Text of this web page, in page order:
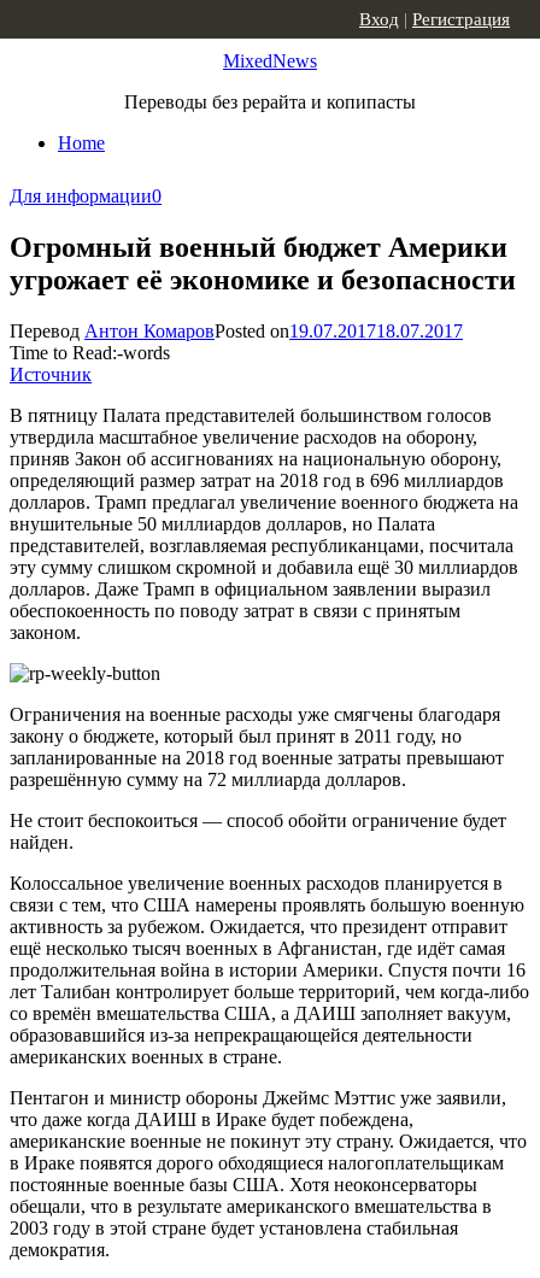
MixedNews
Переводы без рерайта и копипасты
Home
Вход | Регистрация
Для информации0
Огромный военный бюджет Америки
угрожает её экономике и безопасности
Перевод Антон КомаровPosted on19.07.201718.07.2017
Time to Read:-words
Источник
В пятницу Палата представителей большинством голосов
утвердила масштабное увеличение расходов на оборону,
приняв Закон об ассигнованиях на национальную оборону,
определяющий размер затрат на 2018 год в 696 миллиардов
долларов. Трамп предлагал увеличение военного бюджета на
внушительные 50 миллиардов долларов, но Палата
представителей, возглавляемая республиканцами, посчитала
эту сумму слишком скромной и добавила ещё 30 миллиардов
долларов. Даже Трамп в официальном заявлении выразил
обеспокоенность по поводу затрат в связи с принятым
законом.
Ограничения на военные расходы уже смягчены благодаря
закону о бюджете, который был принят в 2011 году, но
запланированные на 2018 год военные затраты превышают
разрешённую сумму на 72 миллиарда долларов.
Не стоит беспокоиться — способ обойти ограничение будет
найден.
Колоссальное увеличение военных расходов планируется в
связи с тем, что США намерены проявлять большую военную
активность за рубежом. Ожидается, что президент отправит
ещё несколько тысяч военных в Афганистан, где идёт самая
продолжительная война в истории Америки. Спустя почти 16
лет Талибан контролирует больше территорий, чем когда-либо
со времён вмешательства США, а ДАИШ заполняет вакуум,
образовавшийся из-за непрекращающейся деятельности
американских военных в стране.
Пентагон и министр обороны Джеймс Мэттис уже заявили,
что даже когда ДАИШ в Ираке будет побеждена,
американские военные не покинут эту страну. Ожидается, что
в Ираке появятся дорого обходящиеся налогоплательщикам
постоянные военные базы США. Хотя неоконсерваторы
обещали, что в результате американского вмешательства в
2003 году в этой стране будет установлена стабильная
демократия.